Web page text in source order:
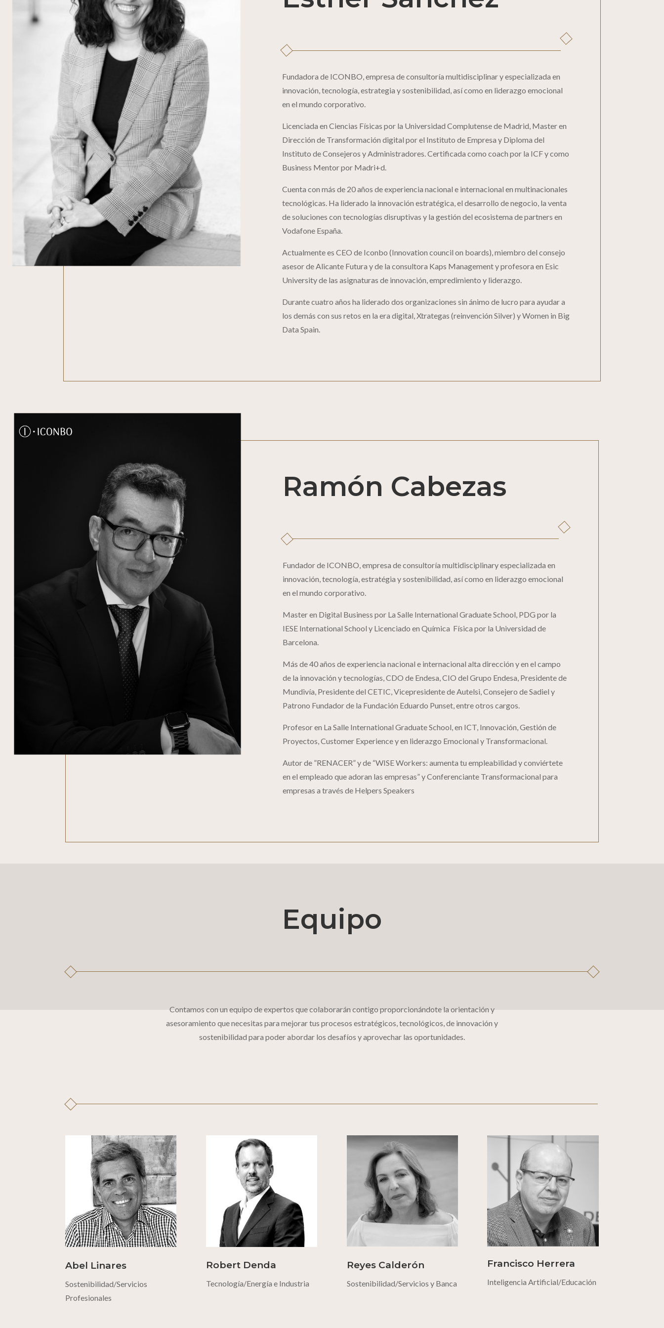
Fundadora de ICONBO, empresa de consultoría multidisciplinar y especializada en
innovación, tecnología, estrategia y sostenibilidad, así como en liderazgo emocional
en el mundo corporativo.
Licenciada en Ciencias Físicas por la Universidad Complutense de Madrid, Master en
Dirección de Transformación digital por el Instituto de Empresa y Diploma del
Instituto de Consejeros y Administradores. Certificada como coach por la ICF y como
Business Mentor por Madri+d.
Cuenta con más de 20 años de experiencia nacional e internacional en multinacionales
tecnológicas. Ha liderado la innovación estratégica, el desarrollo de negocio, la venta
de soluciones con tecnologías disruptivas y la gestión del ecosistema de partners en
Vodafone España.
Actualmente es CEO de Iconbo (Innovation council on boards), miembro del consejo
asesor de Alicante Futura y de la consultora Kaps Management y profesora en Esic
University de las asignaturas de innovación, empredimiento y liderazgo.
Durante cuatro años ha liderado dos organizaciones sin ánimo de lucro para ayudar a
los demás con sus retos en la era digital, Xtrategas (reinvención Silver) y Women in Big
Data Spain.
Ramón Cabezas
Fundador de ICONBO, empresa de consultoría multidisciplinary especializada en
innovación, tecnología, estratégia y sostenibilidad, así como en liderazgo emocional
en el mundo corporativo.
Master en Digital Business por La Salle International Graduate School, PDG por la
IESE International School y Licenciado en Química Física por la Universidad de
Barcelona.
Más de 40 años de experiencia nacional e internacional alta dirección y en el campo
de la innovación y tecnologías, CDO de Endesa, CIO del Grupo Endesa, Presidente de
Mundivía, Presidente del CETIC, Vicepresidente de Autelsi, Consejero de Sadiel y
Patrono Fundador de la Fundación Eduardo Punset, entre otros cargos.
Profesor en La Salle International Graduate School, en ICT, Innovación, Gestión de
Proyectos, Customer Experience y en liderazgo Emocional y Transformacional.
Autor de ”RENACER” y de “WISE Workers: aumenta tu empleabilidad y conviértete
en el empleado que adoran las empresas” y Conferenciante Transformacional para
empresas a través de Helpers Speakers
Equipo
Contamos con un equipo de expertos que colaborarán contigo proporcionándote la orientación y
asesoramiento que necesitas para mejorar tus procesos estratégicos, tecnológicos, de innovación y
sostenibilidad para poder abordar los desafíos y aprovechar las oportunidades.
Abel Linares
Sostenibilidad/Servicios
Profesionales
Robert Denda
Tecnología/Energía e Industria
Reyes Calderón
Sostenibilidad/Servicios y Banca
Francisco Herrera
Inteligencia Artificial/Educación